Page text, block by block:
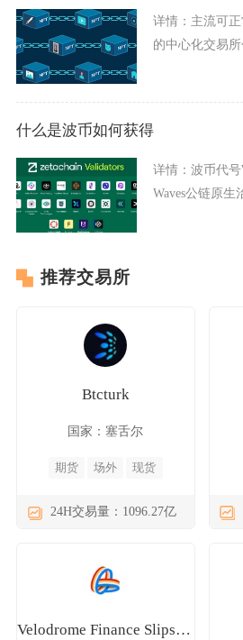
详情： 主流可正
的中心化交易所
什么是波币如何获得
详情： 波币代号
Waves公链原生
推荐交易所
Btcturk
国家：塞舌尔
期货 场外 现货
24H交易量：1096.27亿
Velodrome Finance Slipstream